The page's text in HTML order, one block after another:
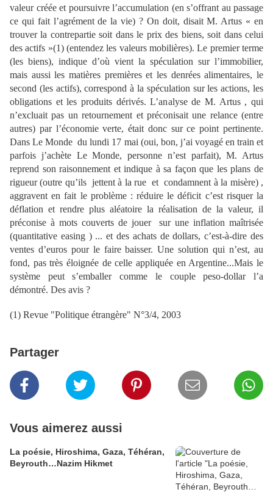
valeur créée et poursuivre l’accumulation (en s’offrant au passage
ce qui fait l’agrément de la vie) ? On doit, disait M. Artus « en
trouver la contrepartie soit dans le prix des biens, soit dans celui
des actifs »(1) (entendez les valeurs mobilières). Le premier terme
(les biens), indique d’où vient la spéculation sur l’immobilier,
mais aussi les matières premières et les denrées alimentaires, le
second (les actifs), correspond à la spéculation sur les actions, les
obligations et les produits dérivés. L’analyse de M. Artus , qui
n’excluait pas un retournement et préconisait une relance (entre
autres) par l’économie verte, était donc sur ce point pertinente.
Dans Le Monde du lundi 17 mai (oui, bon, j’ai voyagé en train et
parfois j’achète Le Monde, personne n’est parfait), M. Artus
reprend son raisonnement et indique à sa façon que les plans de
rigueur (outre qu’ils jettent à la rue et condamnent à la misère) ,
aggravent en fait le problème : réduire le déficit c’est risquer la
déflation et rendre plus aléatoire la réalisation de la valeur, il
préconise à mots couverts de jouer sur une inflation maîtrisée
(quantitative easing ) ... et des achats de dollars, c’est-à-dire des
ventes d’euros pour le faire baisser. Une solution qui n’est, au
fond, pas très éloignée de celle appliquée en Argentine...Mais le
système peut s’emballer comme le couple peso-dollar l’a
démontré. Des avis ?
(1) Revue "Politique étrangère" N°3/4, 2003
Partager
Vous aimerez aussi
La poésie, Hiroshima, Gaza, Téhéran,
Beyrouth…Nazim Hikmet